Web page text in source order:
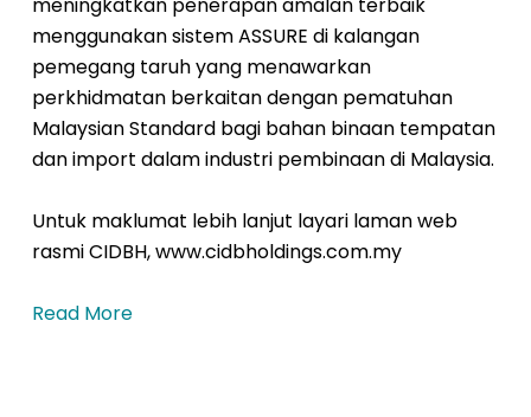
menggunakan sistem ASSURE di kalangan
pemegang taruh yang menawarkan
perkhidmatan berkaitan dengan pematuhan
Malaysian Standard bagi bahan binaan tempatan
dan import dalam industri pembinaan di Malaysia.
Untuk maklumat lebih lanjut layari laman web
rasmi CIDBH, www.cidbholdings.com.my
Read More